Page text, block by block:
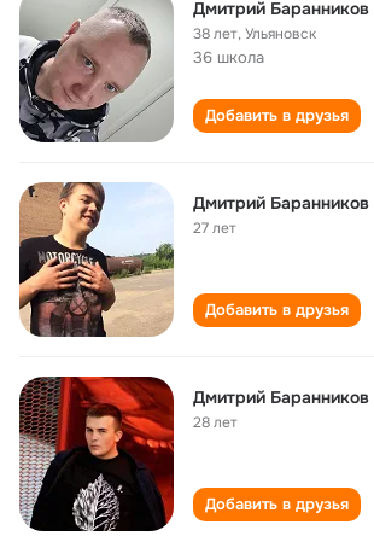
Дмитрий Баранников
38 лет,Ульяновск
36 школа
Добавить в друзья
Дмитрий Баранников
27 лет
Добавить в друзья
Дмитрий Баранников
28 лет
Добавить в друзья